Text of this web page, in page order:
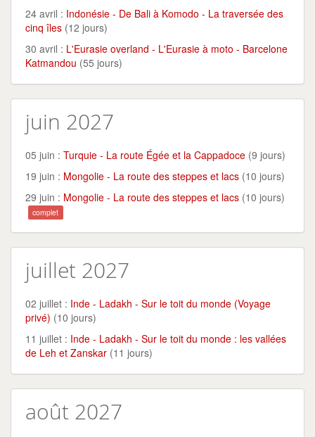
24 avril : Indonésie - De Bali à Komodo - La traversée des
cinq îles (12 jours)
30 avril : L'Eurasie overland - L'Eurasie à moto - Barcelone
Katmandou (55 jours)
juin 2027
05 juin : Turquie - La route Égée et la Cappadoce (9 jours)
19 juin : Mongolie - La route des steppes et lacs (10 jours)
29 juin : Mongolie - La route des steppes et lacs (10 jours)
complet
juillet 2027
02 juillet : Inde - Ladakh - Sur le toit du monde (Voyage
privé) (10 jours)
11 juillet : Inde - Ladakh - Sur le toit du monde : les vallées
de Leh et Zanskar (11 jours)
août 2027